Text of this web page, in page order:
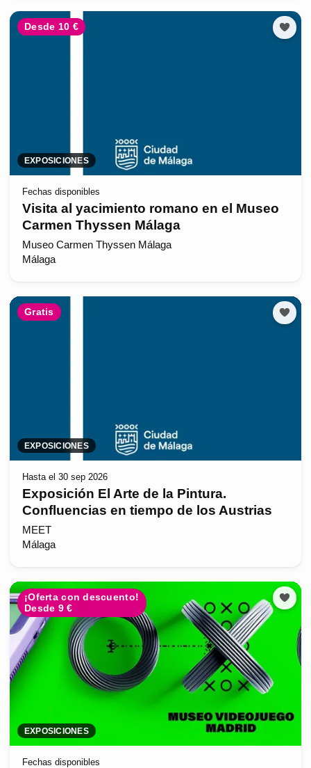
Desde 10 €
EXPOSICIONES
Fechas disponibles
Visita al yacimiento romano en el Museo
Carmen Thyssen Málaga
Museo Carmen Thyssen Málaga
Málaga
Gratis
EXPOSICIONES
Hasta el 30 sep 2026
Exposición El Arte de la Pintura.
Confluencias en tiempo de los Austrias
MEET
Málaga
¡Oferta con descuento!
Desde 9 €
EXPOSICIONES
Fechas disponibles